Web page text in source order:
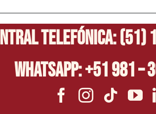
Telefónica: (51) 1
Whatsapp: +51 981 –